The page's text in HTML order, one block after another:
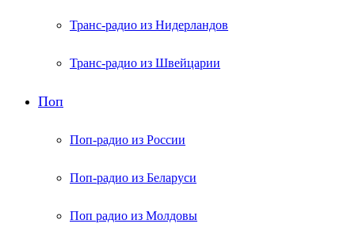
Транс-радио из Нидерландов
Транс-радио из Швейцарии
Поп
Поп-радио из России
Поп-радио из Беларуси
Поп радио из Молдовы